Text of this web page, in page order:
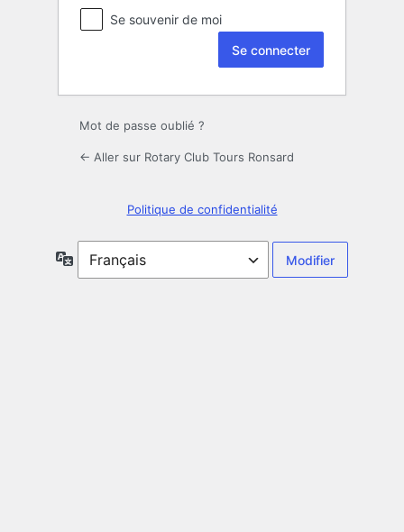
Se souvenir de moi
Mot de passe oublié ?
← Aller sur Rotary Club Tours Ronsard
Politique de confidentialité
Langue